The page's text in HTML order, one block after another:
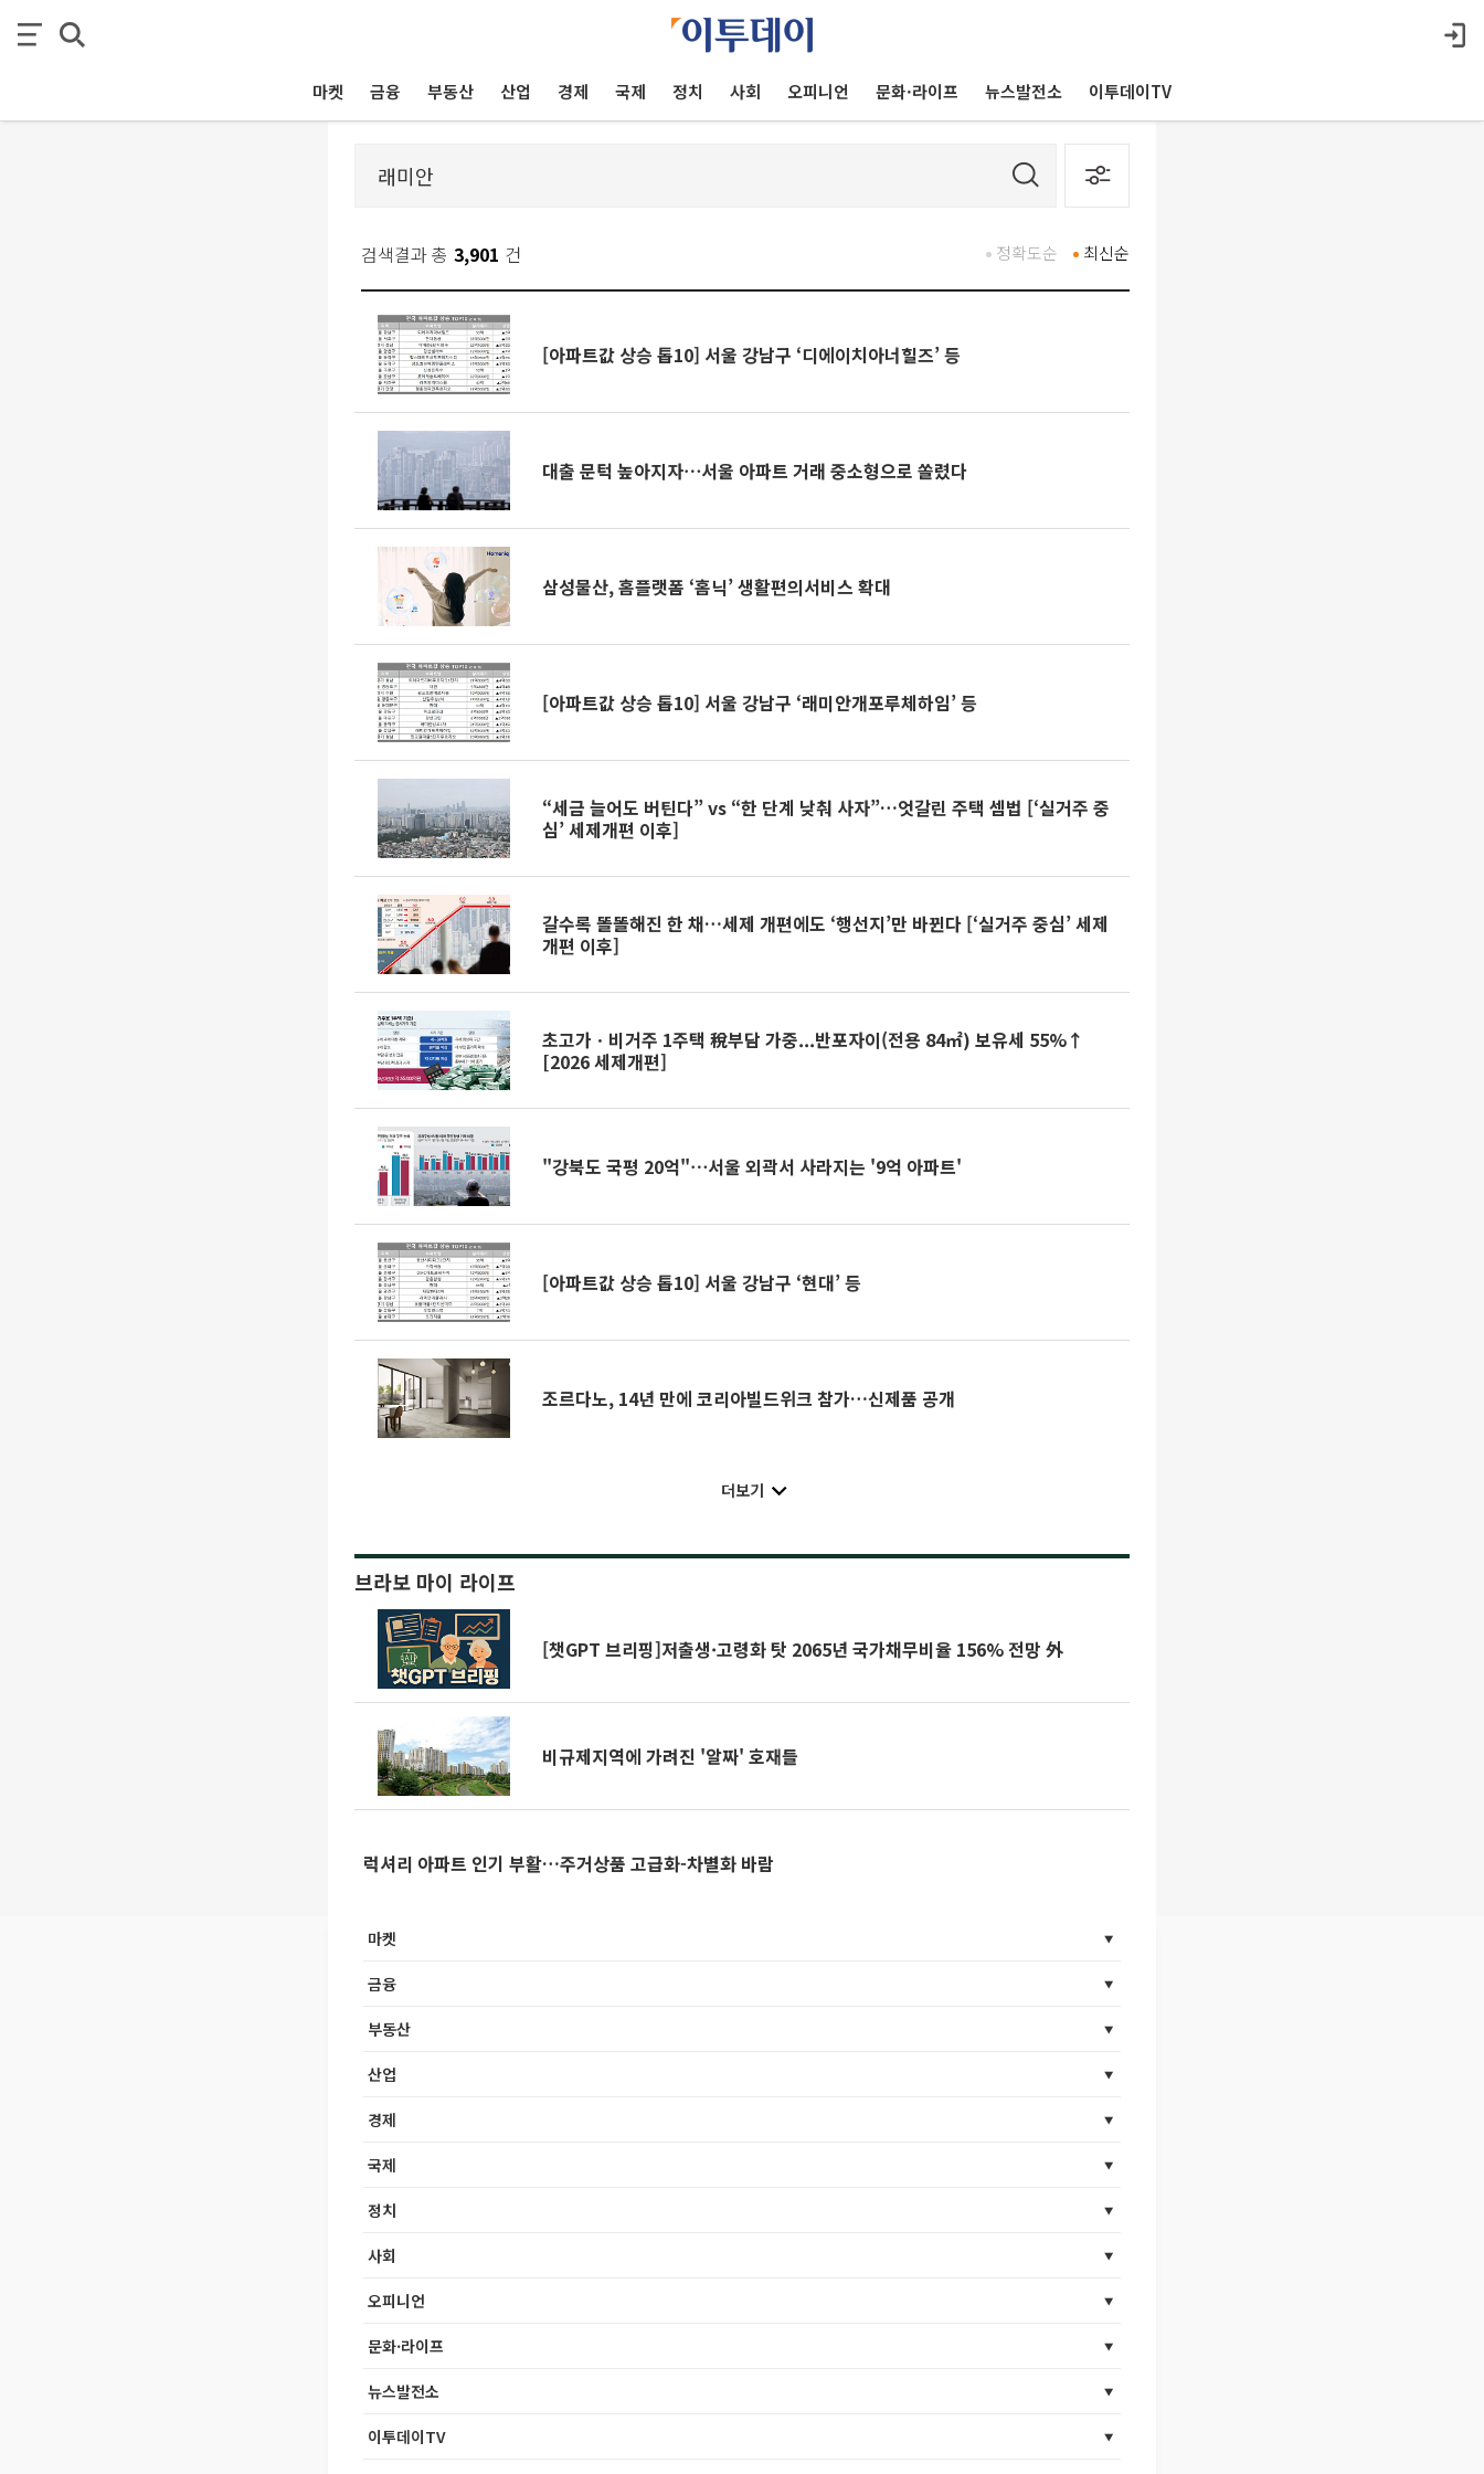
마켓 금융 부동산 산업 경제 국제 정치 사회 오피니언 문화·라이프 뉴스발전소 이투데이TV
검색결과 총 3,901 건 최신순
정확도순
[아파트값 상승 톱10] 서울 강남구 ‘디에이치아너힐즈’ 등
대출 문턱 높아지자⋯서울 아파트 거래 중소형으로 쏠렸다
삼성물산, 홈플랫폼 ‘홈닉’ 생활편의서비스 확대
[아파트값 상승 톱10] 서울 강남구 ‘래미안개포루체하임’ 등
“세금 늘어도 버틴다” vs “한 단계 낮춰 사자”…엇갈린 주택 셈법 [‘실거주 중
심’ 세제개편 이후]
갈수록 똘똘해진 한 채…세제 개편에도 ‘행선지’만 바뀐다 [‘실거주 중심’ 세제
개편 이후]
초고가ㆍ비거주 1주택 稅부담 가중...반포자이(전용 84㎡) 보유세 55%↑
[2026 세제개편]
"강북도 국평 20억"⋯서울 외곽서 사라지는 '9억 아파트'
[아파트값 상승 톱10] 서울 강남구 ‘현대’ 등
조르다노, 14년 만에 코리아빌드위크 참가…신제품 공개
더보기
브라보 마이 라이프
[챗GPT 브리핑]저출생·고령화 탓 2065년 국가채무비율 156% 전망 外
비규제지역에 가려진 '알짜' 호재들
럭셔리 아파트 인기 부활…주거상품 고급화-차별화 바람
마켓
금융
부동산
산업
경제
국제
정치
사회
오피니언
문화·라이프
뉴스발전소
이투데이TV